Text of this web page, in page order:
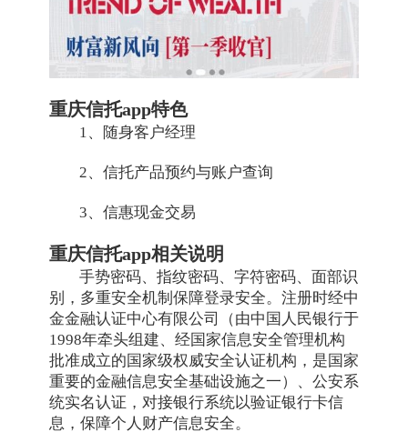
重庆信托app特色
1、随身客户经理
2、信托产品预约与账户查询
3、信惠现金交易
重庆信托app相关说明
手势密码、指纹密码、字符密码、面部识
别，多重安全机制保障登录安全。注册时经中
金金融认证中心有限公司（由中国人民银行于
1998年牵头组建、经国家信息安全管理机构
批准成立的国家级权威安全认证机构，是国家
重要的金融信息安全基础设施之一）、公安系
统实名认证，对接银行系统以验证银行卡信
息，保障个人财产信息安全。